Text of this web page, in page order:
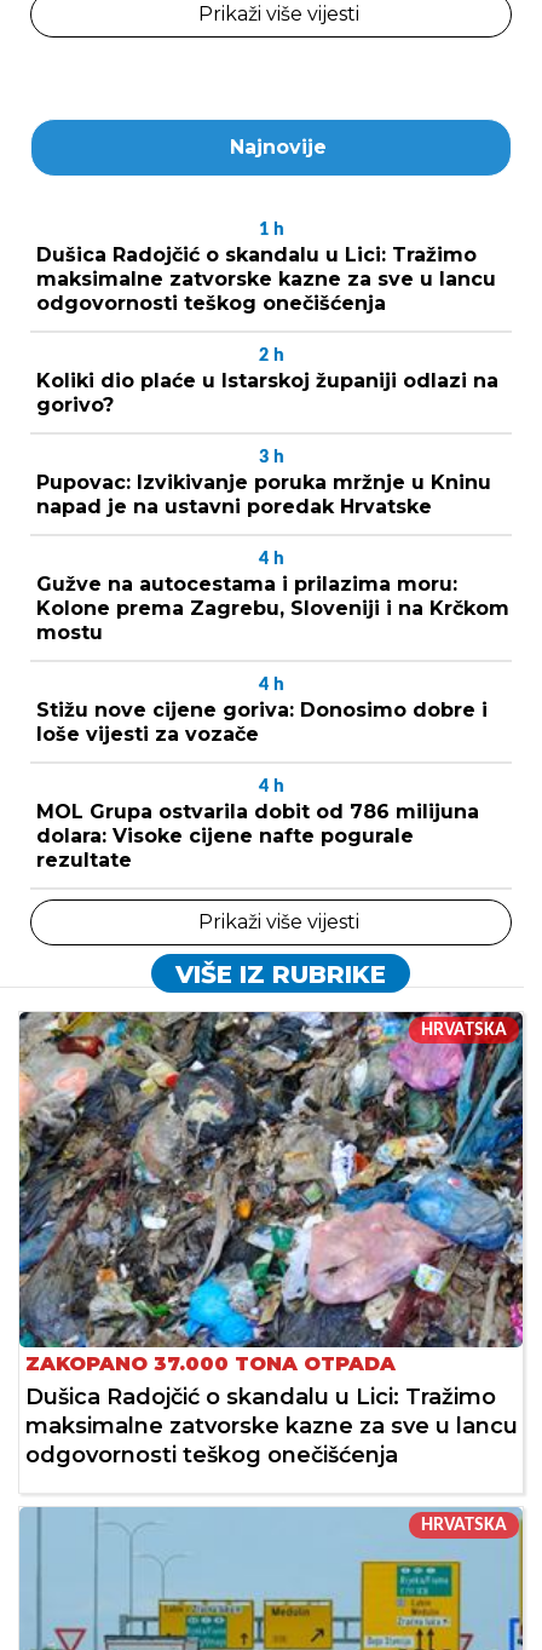
Prikaži više vijesti
Najnovije
1 h
Dušica Radojčić o skandalu u Lici: Tražimo
maksimalne zatvorske kazne za sve u lancu
odgovornosti teškog onečišćenja
2 h
Koliki dio plaće u Istarskoj županiji odlazi na
gorivo?
3 h
Pupovac: Izvikivanje poruka mržnje u Kninu
napad je na ustavni poredak Hrvatske
4 h
Gužve na autocestama i prilazima moru:
Kolone prema Zagrebu, Sloveniji i na Krčkom
mostu
4 h
Stižu nove cijene goriva: Donosimo dobre i
loše vijesti za vozače
4 h
MOL Grupa ostvarila dobit od 786 milijuna
dolara: Visoke cijene nafte pogurale
rezultate
Prikaži više vijesti
VIŠE IZ RUBRIKE
HRVATSKA
ZAKOPANO 37.000 TONA OTPADA
Dušica Radojčić o skandalu u Lici: Tražimo
maksimalne zatvorske kazne za sve u lancu
odgovornosti teškog onečišćenja
HRVATSKA